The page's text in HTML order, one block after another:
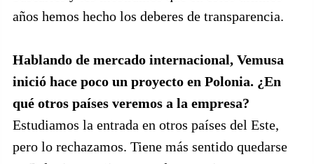
años hemos hecho los deberes de transparencia.
Hablando de mercado internacional, Vemusa
inició hace poco un proyecto en Polonia. ¿En
qué otros países veremos a la empresa?
Estudiamos la entrada en otros países del Este,
pero lo rechazamos. Tiene más sentido quedarse